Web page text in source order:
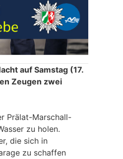
auf Samstag (17.
Zeugen zwei
Prälat-Marschall-
zu holen.
die sich in
zu schaffen